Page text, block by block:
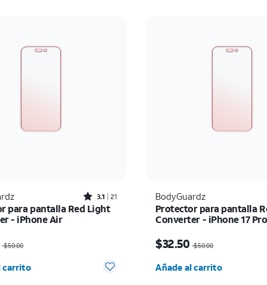
Rated3.1out of 5 stars with21reviews
3.1 21
para pantalla Red Light
- iPhone Air
$50.00
carrito
BodyGuardz
Protector para pantalla
Converter - iPhone 17
$32.50 $50.00
Añade al carrito